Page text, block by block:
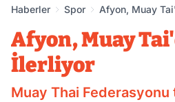
Haberler Spor Afyon, Muay
Afyon, Muay
İlerliyor
Muay Thai Federasyonu